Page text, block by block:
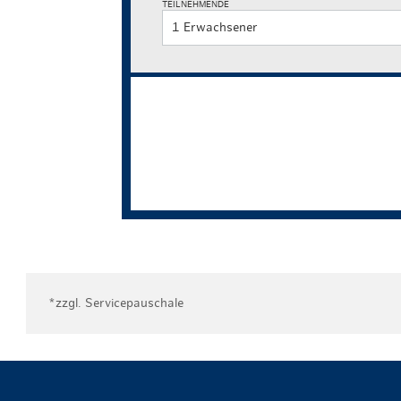
TEILNEHMENDE
1 Erwachsener
*zzgl. Servicepauschale